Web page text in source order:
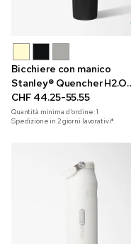
Bicchiere con manico
Stanley® Quencher H2.O
FlowState™ da 1,2 l
CHF 44.25-55.55
Quantità minima d'ordine:1
Spedizione in 2 giorni lavorativi*